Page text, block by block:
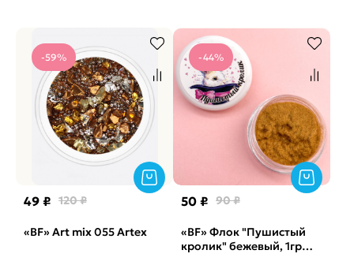
-59%
49 ₽ 120 ₽
«BF» Art mix 055 Artex
-44%
50 ₽ 90 ₽
«BF» Флок "Пушистый
кролик" бежевый, 1гр